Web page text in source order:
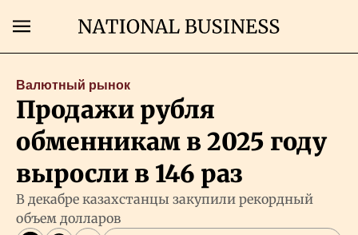
Главная
Бизнес
Валютный рынок
Продажи рубля
обменникам в 2025 году
выросли в 146 раз
В декабре казахстанцы закупили рекордный
объем долларов